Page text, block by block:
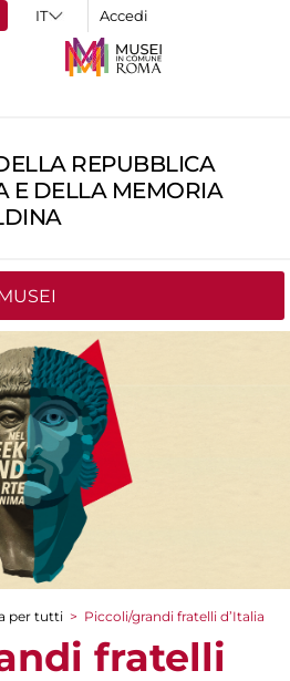
Accedi
REPUBBLICA
E DELLA MEMORIA
per tutti > Piccoli/grandi fratelli d’Italia
fratelli